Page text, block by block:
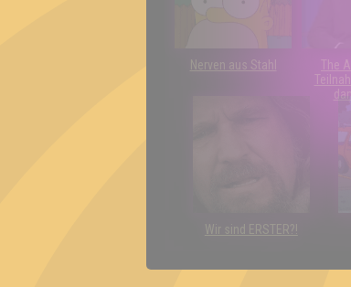
Nerven aus Stahl
The
Wir sind ERSTER?!